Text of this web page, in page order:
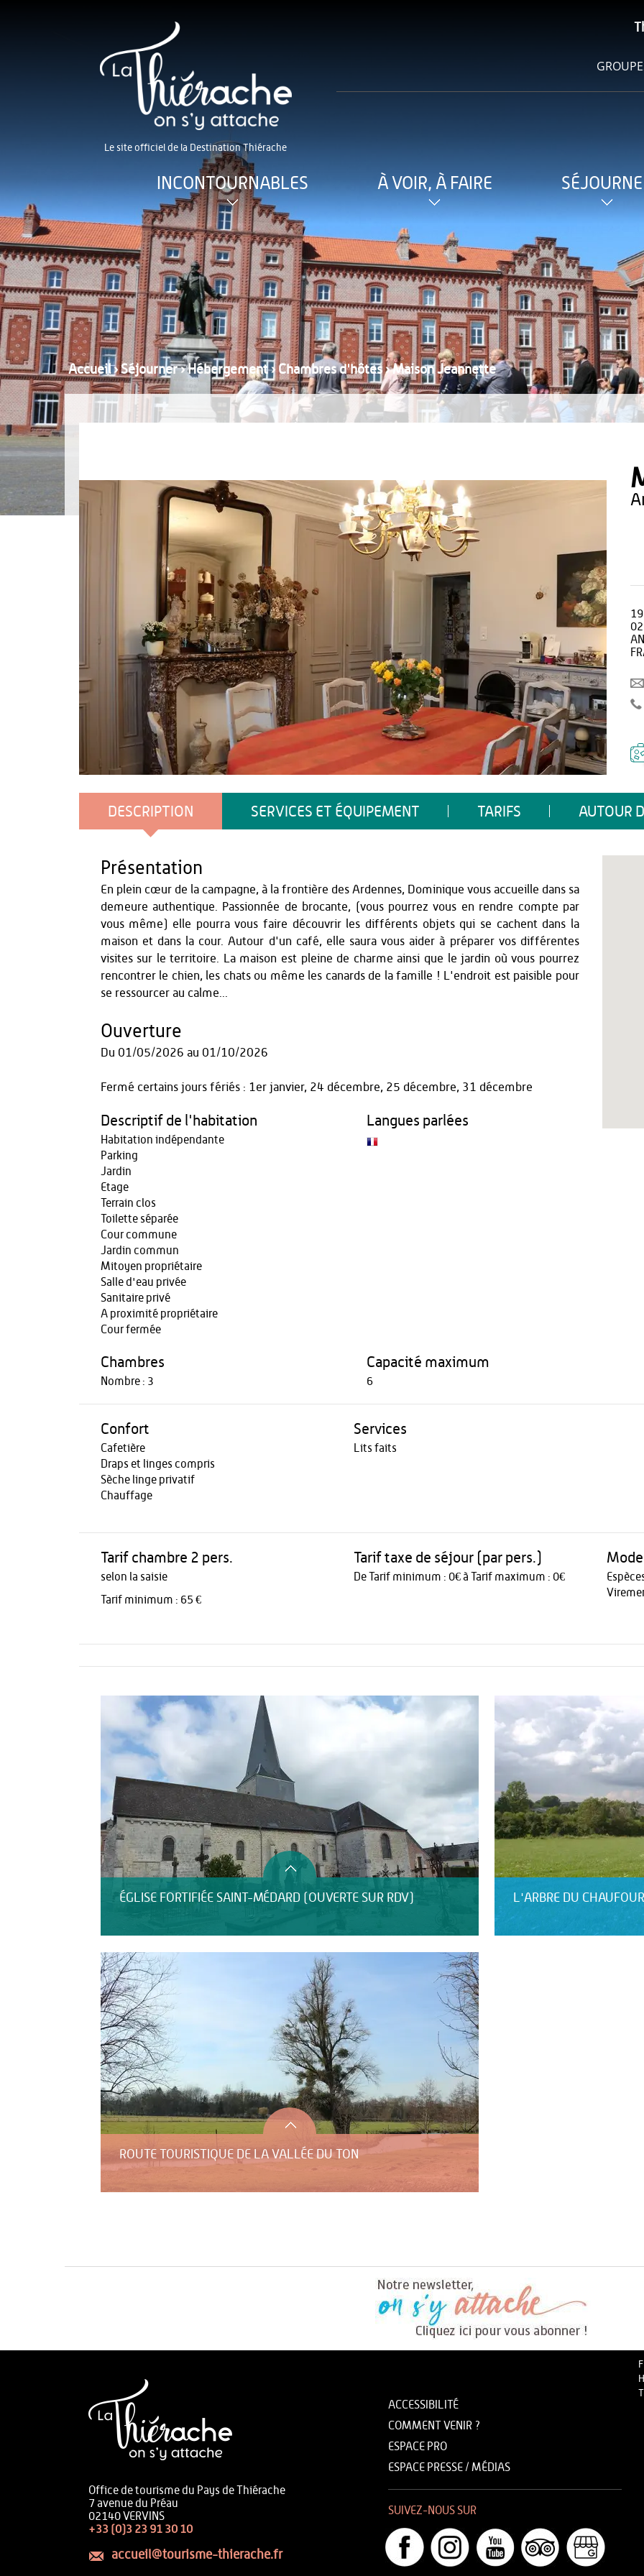
Le site officiel de la Destination Thiérache
INCONTOURNABLES À VOIR, À FAIRE
Accueil›Séjourner›Hébergement›Chambres d'hôtes›Maison Jeannette
DESCRIPTION SERVICES ET ÉQUIPEMENT TARIFS AUTOUR
Présentation
En plein cœur de la campagne, à la frontière des Ardennes, Dominique vous accueille dans sa
demeure authentique. Passionnée de brocante, (vous pourrez vous en rendre compte par
vous même) elle pourra vous faire découvrir les différents objets qui se cachent dans la
maison et dans la cour. Autour d'un café, elle saura vous aider à préparer vos différentes
visites sur le territoire. La maison est pleine de charme ainsi que le jardin où vous pourrez
rencontrer le chien, les chats ou même les canards de la famille ! L'endroit est paisible pour
se ressourcer au calme...
Ouverture
Du 01/05/2026 au 01/10/2026
Fermé certains jours fériés : 1er janvier, 24 décembre, 25 décembre, 31 décembre
Descriptif de l'habitation
Habitation indépendante
Parking
Jardin
Etage
Terrain clos
Toilette séparée
Cour commune
Jardin commun
Mitoyen propriétaire
Salle d'eau privée
Sanitaire privé
A proximité propriétaire
Cour fermée
Langues parlées
Chambres
Nombre : 3
Capacité maximum
6
Confort
Cafetière
Draps et linges compris
Sèche linge privatif
Chauffage
Services
Lits faits
Tarif chambre 2 pers.
selon la saisie
Tarif minimum : 65 €
Tarif taxe de séjour (par pers.)
De Tarif minimum : 0€ à Tarif maximum : 0€
ÉGLISE FORTIFIÉE SAINT-MÉDARD (OUVERTE SUR RDV) L'ARBRE DU CHAUFOUR
ROUTE TOURISTIQUE DE LA VALLÉE DU TON
Office de tourisme du Pays de Thiérache
7 avenue du Préau
02140 VERVINS
+33 (0)3 23 91 30 10
accueil@tourisme-thierache.fr
ACCESSIBILITÉ
COMMENT VENIR ?
ESPACE PRO
ESPACE PRESSE / MÉDIAS
SUIVEZ-NOUS SUR